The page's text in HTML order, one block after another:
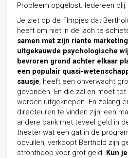
Probleem opgelost. Iedereen blij.
Je ziet op de filmpjes dat
heeft om niet in de lach te
samen met zijn riante
uitgekauwde psychologische
bevroren grond achter elkaar
een populair quasi-
sausje, heeft een onverwacht
gevonden. En die zal en moet
worden uitgeknepen. En zolang
directeuren te vinden zijn, een
andere bank met teveel geld in
theater wat een gat in de
opvullen, verkoopt Berthold zijn
stronthoop voor grof geld. Kun